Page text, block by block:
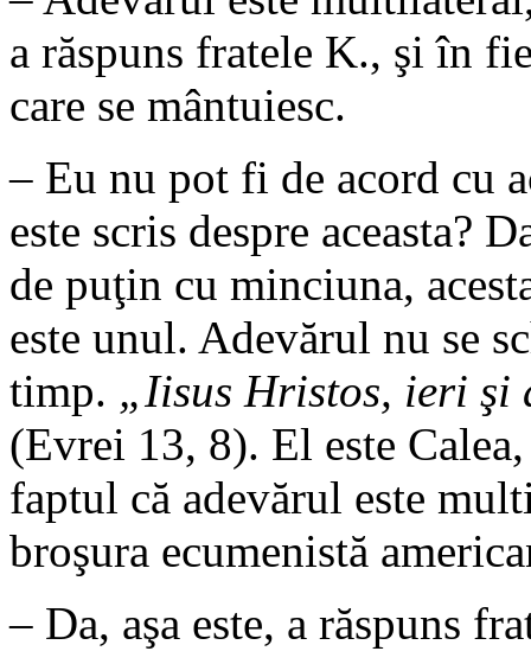
a răspuns fratele K., şi în
care se mântuiesc.
– Eu nu pot fi de acord cu
este scris despre aceasta?
de puţin cu minciuna,
este unul. Adevărul nu se
timp. „Iisus Hristos, ieri şi
(Evrei 13, 8). El este
faptul că adevărul este
broşura ecumenistă
– Da, aşa este, a răspuns